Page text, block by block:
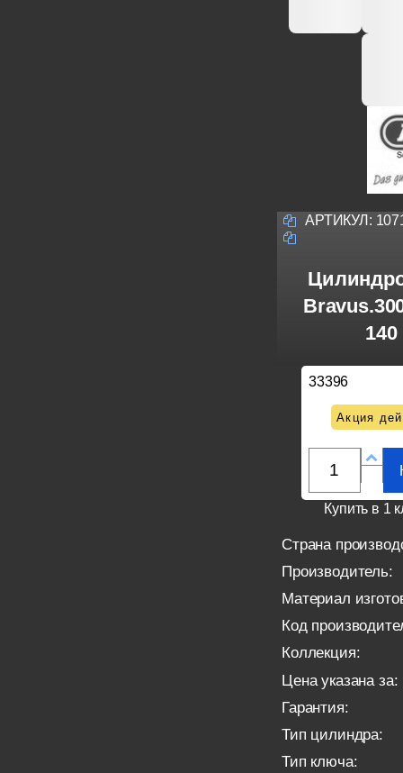
АРТИКУЛ:
33396
Акция
Купить в 1
Страна
Производитель:
Материал
Код
Коллекция:
Цена указана за:
Гарантия:
Тип цилиндра:
Тип ключа: